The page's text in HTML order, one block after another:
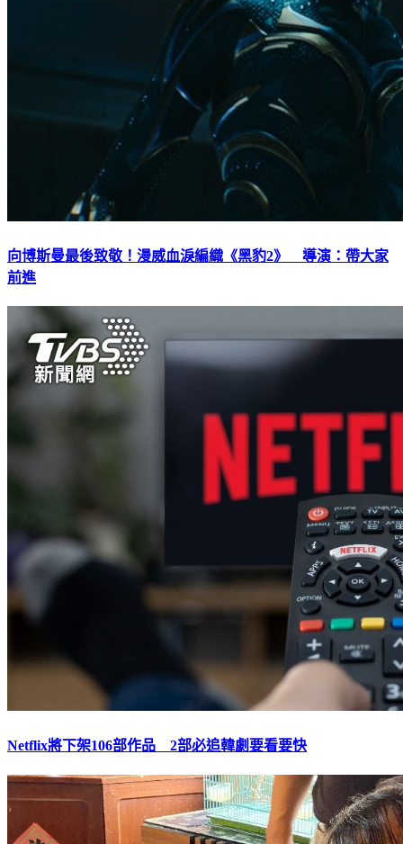
向博斯曼最後致敬！漫威血淚編織《黑豹2》 導演：帶大家
前進
Netflix將下架106部作品 2部必追韓劇要看要快